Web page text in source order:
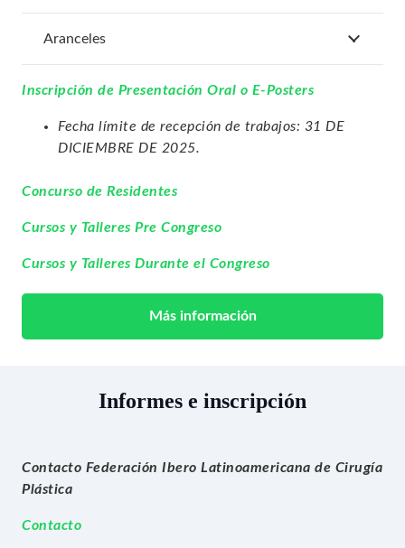
Aranceles
Inscripción de Presentación Oral o E-Posters
Fecha límite de recepción de trabajos: 31 DE
DICIEMBRE DE 2025.
Concurso de Residentes
Cursos y Talleres Pre Congreso
Cursos y Talleres Durante el Congreso
Más información
Informes e inscripción
Contacto Federación Ibero Latinoamericana de Cirugía
Plástica
Contacto